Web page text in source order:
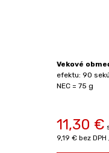
Vekové
efektu: 90
NEC = 75 g
11,30 €
9,19 € bez